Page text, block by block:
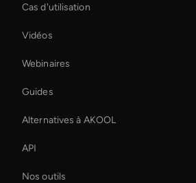
Cas d'utilisation
Vidéos
Webinaires
Guides
Alternatives à AKOOL
API
Nos outils